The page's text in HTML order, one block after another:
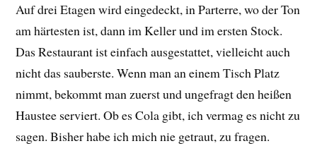
Auf drei Etagen wird eingedeckt, in Parterre, wo der Ton
am härtesten ist, dann im Keller und im ersten Stock.
Das Restaurant ist einfach ausgestattet, vielleicht auch
nicht das sauberste. Wenn man an einem Tisch Platz
nimmt, bekommt man zuerst und ungefragt den heißen
Haustee serviert. Ob es Cola gibt, ich vermag es nicht zu
sagen. Bisher habe ich mich nie getraut, zu fragen.